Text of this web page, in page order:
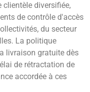
clientèle diversifiée,
de contrôle d'accès
du secteur
La politique
livraison gratuite dès
de rétractation de
accordée à ces